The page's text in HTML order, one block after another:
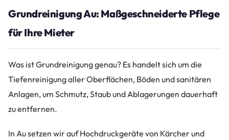
Grundreinigung Au: Maßgeschneiderte Pflege
für Ihre Mieter
Was ist Grundreinigung genau? Es handelt sich um die
Tiefenreinigung aller Oberflächen, Böden und sanitären
Anlagen, um Schmutz, Staub und Ablagerungen dauerhaft
zu entfernen.
In Au setzen wir auf Hochdruckgeräte von Kärcher und